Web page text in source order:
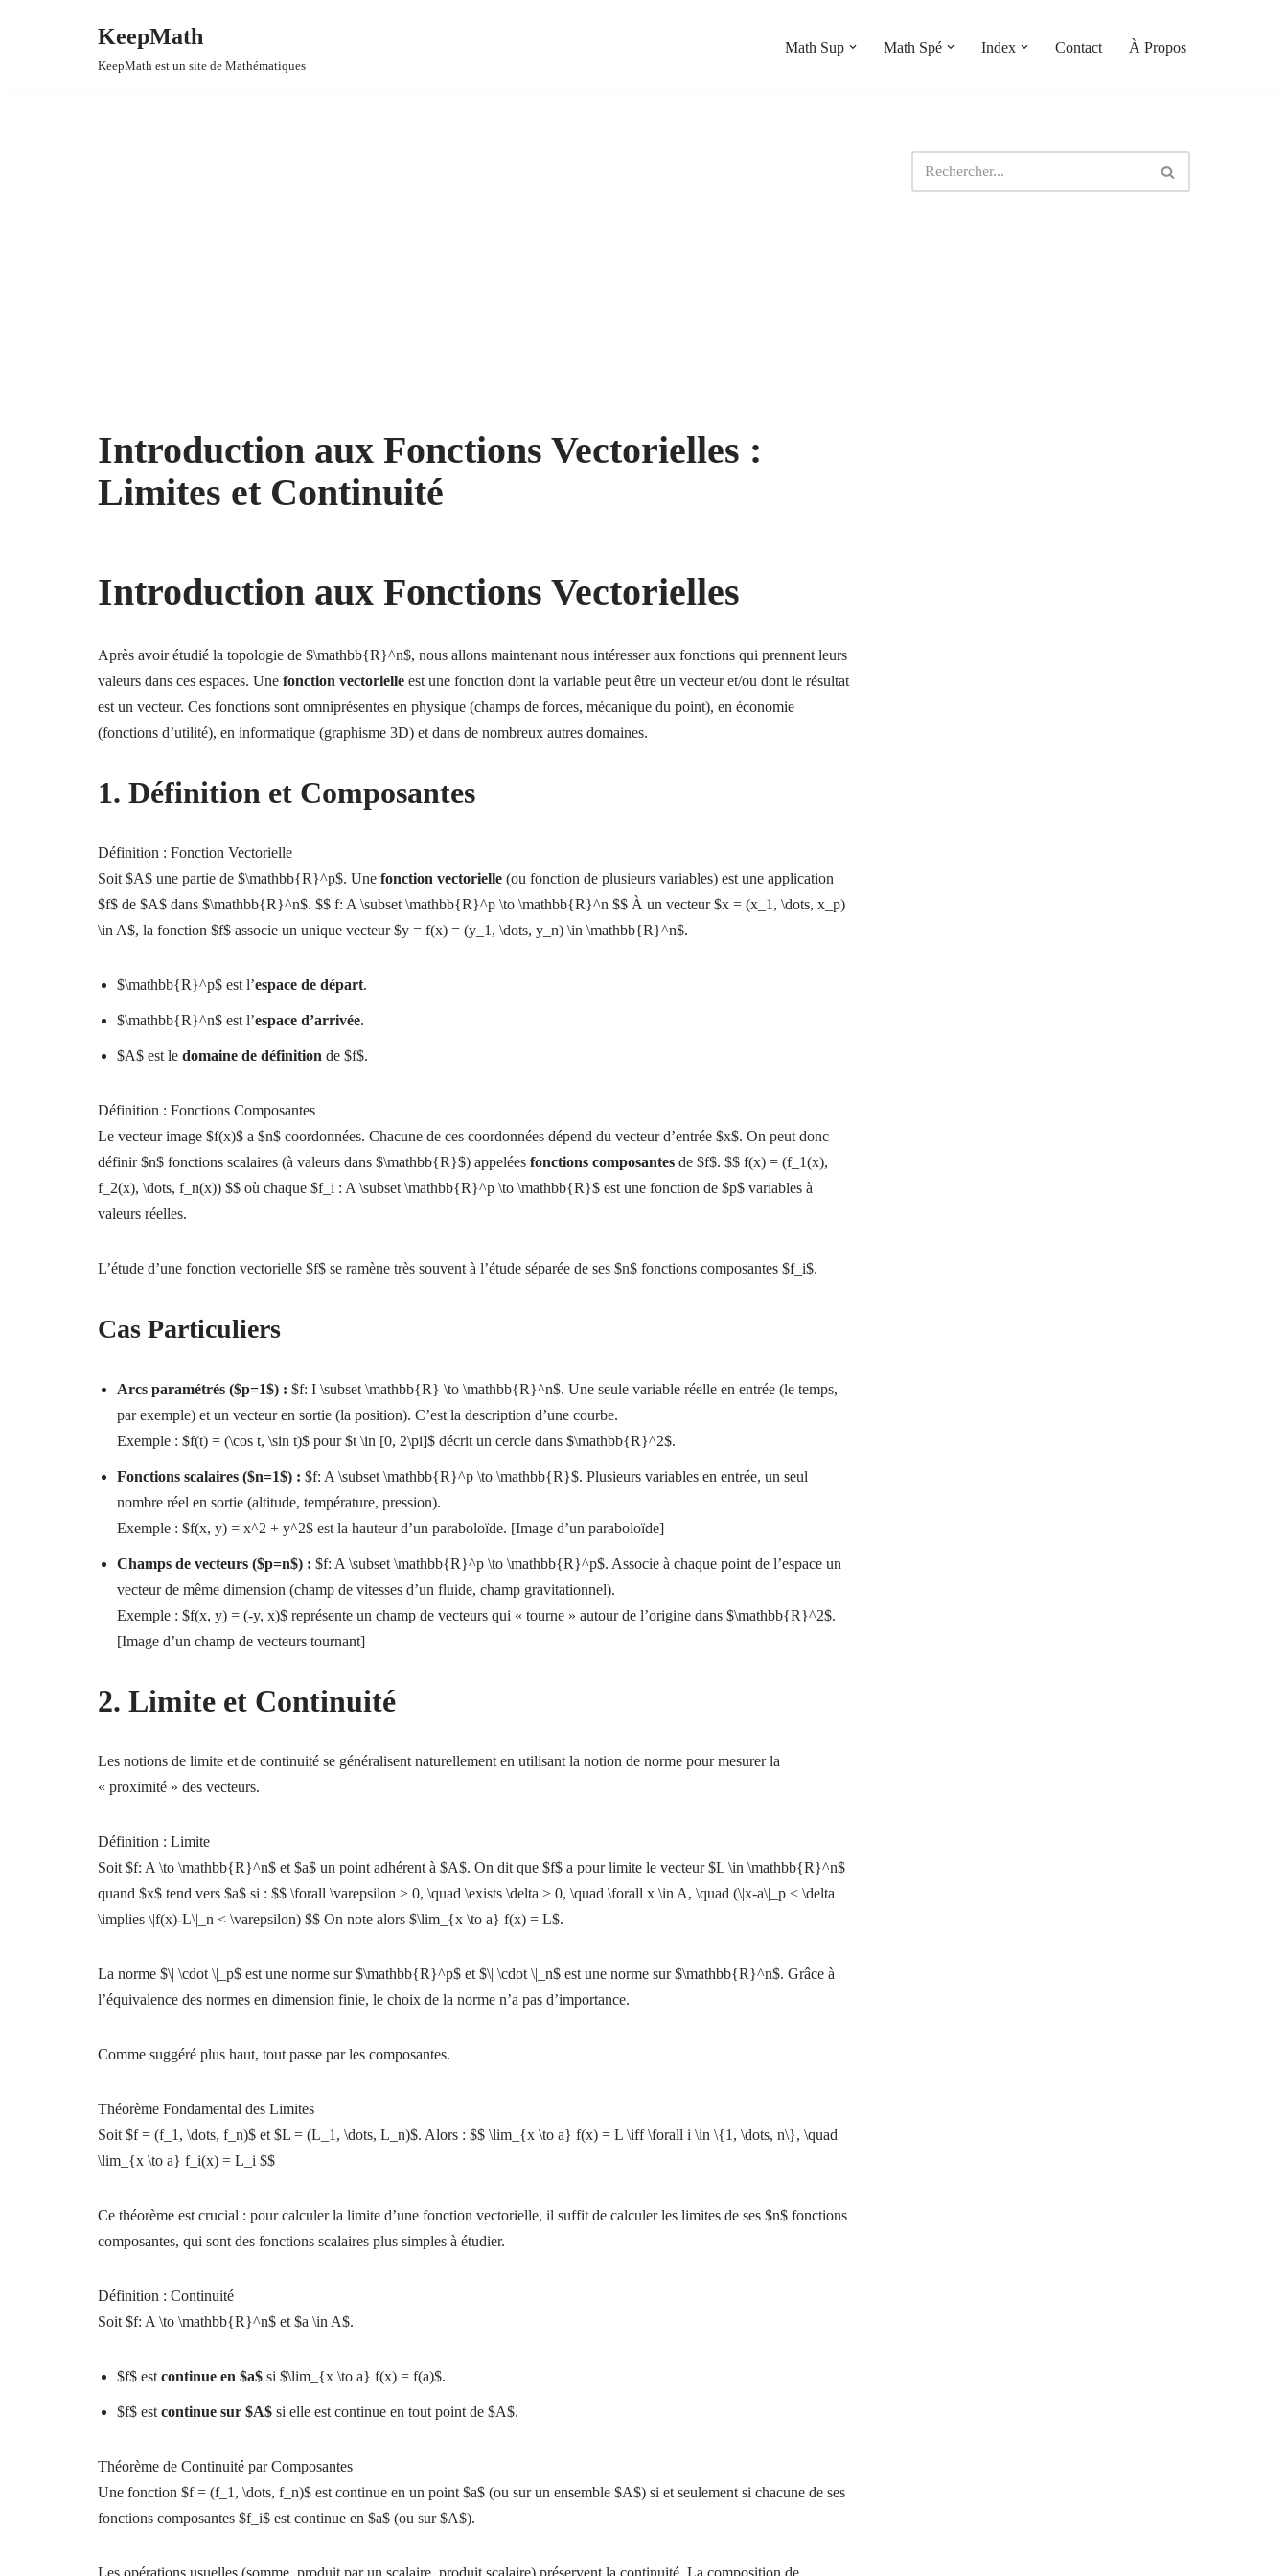
KeepMath
KeepMath est un site de Mathématiques
Math Sup Math Spé Index Contact À Propos
Introduction aux Fonctions Vectorielles :
Limites et Continuité
Introduction aux Fonctions Vectorielles
Après avoir étudié la topologie de $\mathbb{R}^n$, nous allons maintenant nous intéresser aux fonctions qui prennent leurs
valeurs dans ces espaces. Une fonction vectorielle est une fonction dont la variable peut être un vecteur et/ou dont le résultat
est un vecteur. Ces fonctions sont omniprésentes en physique (champs de forces, mécanique du point), en économie
(fonctions d’utilité), en informatique (graphisme 3D) et dans de nombreux autres domaines.
1. Définition et Composantes
Définition : Fonction Vectorielle
Soit $A$ une partie de $\mathbb{R}^p$. Une fonction vectorielle (ou fonction de plusieurs variables) est une application
$f$ de $A$ dans $\mathbb{R}^n$. $$ f: A \subset \mathbb{R}^p \to \mathbb{R}^n $$ À un vecteur $x = (x_1, \dots, x_p)
\in A$, la fonction $f$ associe un unique vecteur $y = f(x) = (y_1, \dots, y_n) \in \mathbb{R}^n$.
$\mathbb{R}^p$ est l’espace de départ.
$\mathbb{R}^n$ est l’espace d’arrivée.
$A$ est le domaine de définition de $f$.
Définition : Fonctions Composantes
Le vecteur image $f(x)$ a $n$ coordonnées. Chacune de ces coordonnées dépend du vecteur d’entrée $x$. On peut donc
définir $n$ fonctions scalaires (à valeurs dans $\mathbb{R}$) appelées fonctions composantes de $f$. $$ f(x) = (f_1(x),
f_2(x), \dots, f_n(x)) $$ où chaque $f_i : A \subset \mathbb{R}^p \to \mathbb{R}$ est une fonction de $p$ variables à
valeurs réelles.
L’étude d’une fonction vectorielle $f$ se ramène très souvent à l’étude séparée de ses $n$ fonctions composantes $f_i$.
Cas Particuliers
Arcs paramétrés ($p=1$) : $f: I \subset \mathbb{R} \to \mathbb{R}^n$. Une seule variable réelle en entrée (le temps,
par exemple) et un vecteur en sortie (la position). C’est la description d’une courbe.
Exemple : $f(t) = (\cos t, \sin t)$ pour $t \in [0, 2\pi]$ décrit un cercle dans $\mathbb{R}^2$.
Fonctions scalaires ($n=1$) : $f: A \subset \mathbb{R}^p \to \mathbb{R}$. Plusieurs variables en entrée, un seul
nombre réel en sortie (altitude, température, pression).
Exemple : $f(x, y) = x^2 + y^2$ est la hauteur d’un paraboloïde. [Image d’un paraboloïde]
Champs de vecteurs ($p=n$) : $f: A \subset \mathbb{R}^p \to \mathbb{R}^p$. Associe à chaque point de l’espace un
vecteur de même dimension (champ de vitesses d’un fluide, champ gravitationnel).
Exemple : $f(x, y) = (-y, x)$ représente un champ de vecteurs qui « tourne » autour de l’origine dans $\mathbb{R}^2$.
[Image d’un champ de vecteurs tournant]
2. Limite et Continuité
Les notions de limite et de continuité se généralisent naturellement en utilisant la notion de norme pour mesurer la
« proximité » des vecteurs.
Définition : Limite
Soit $f: A \to \mathbb{R}^n$ et $a$ un point adhérent à $A$. On dit que $f$ a pour limite le vecteur $L \in \mathbb{R}^n$
quand $x$ tend vers $a$ si : $$ \forall \varepsilon > 0, \quad \exists \delta > 0, \quad \forall x \in A, \quad (\|x-a\|_p < \delta
\implies \|f(x)-L\|_n < \varepsilon) $$ On note alors $\lim_{x \to a} f(x) = L$.
La norme $\| \cdot \|_p$ est une norme sur $\mathbb{R}^p$ et $\| \cdot \|_n$ est une norme sur $\mathbb{R}^n$. Grâce à
l’équivalence des normes en dimension finie, le choix de la norme n’a pas d’importance.
Comme suggéré plus haut, tout passe par les composantes.
Théorème Fondamental des Limites
Soit $f = (f_1, \dots, f_n)$ et $L = (L_1, \dots, L_n)$. Alors : $$ \lim_{x \to a} f(x) = L \iff \forall i \in \{1, \dots, n\}, \quad
\lim_{x \to a} f_i(x) = L_i $$
Ce théorème est crucial : pour calculer la limite d’une fonction vectorielle, il suffit de calculer les limites de ses $n$ fonctions
composantes, qui sont des fonctions scalaires plus simples à étudier.
Définition : Continuité
Soit $f: A \to \mathbb{R}^n$ et $a \in A$.
$f$ est continue en $a$ si $\lim_{x \to a} f(x) = f(a)$.
$f$ est continue sur $A$ si elle est continue en tout point de $A$.
Théorème de Continuité par Composantes
Une fonction $f = (f_1, \dots, f_n)$ est continue en un point $a$ (ou sur un ensemble $A$) si et seulement si chacune de ses
fonctions composantes $f_i$ est continue en $a$ (ou sur $A$).
Les opérations usuelles (somme, produit par un scalaire, produit scalaire) préservent la continuité. La composition de